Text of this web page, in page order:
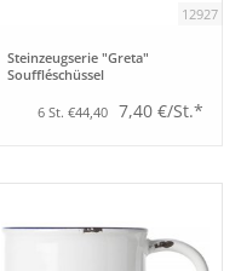
12927
Steinzeugserie "Greta"
Souffléschüssel
6 St. €44,40 7,40 €/St.*